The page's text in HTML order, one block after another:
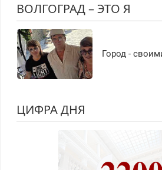
ВОЛГОГРАД – ЭТО Я
Город -
ЦИФРА ДНЯ